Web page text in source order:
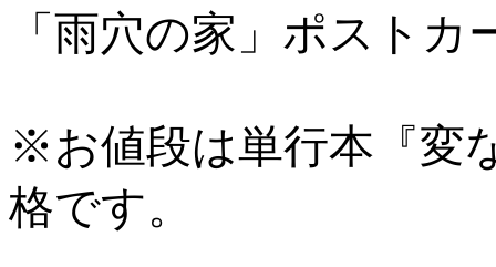
「雨穴の家」ポストカ
※お値段は単行本『変
格です。